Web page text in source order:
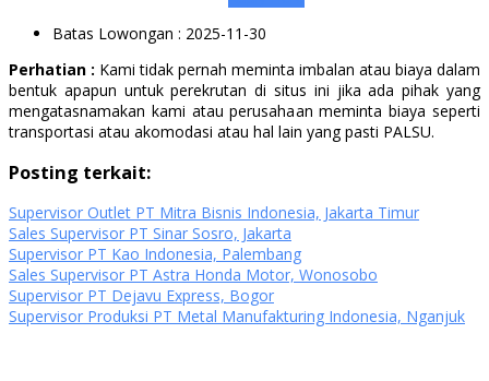
Batas Lowongan : 2025-11-30
Perhatian : Kami tidak pernah meminta imbalan atau biaya dalam
bentuk apapun untuk perekrutan di situs ini jika ada pihak yang
mengatasnamakan kami atau perusahaan meminta biaya seperti
transportasi atau akomodasi atau hal lain yang pasti PALSU.
Posting terkait:
Supervisor Outlet PT Mitra Bisnis Indonesia, Jakarta Timur
Sales Supervisor PT Sinar Sosro, Jakarta
Supervisor PT Kao Indonesia, Palembang
Sales Supervisor PT Astra Honda Motor, Wonosobo
Supervisor PT Dejavu Express, Bogor
Supervisor Produksi PT Metal Manufakturing Indonesia, Nganjuk